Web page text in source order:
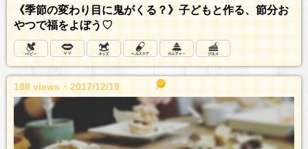
《季節の変わり目に鬼がくる？》子どもと作る、節分お
やつで福をよぼう♡
188 views ･ 2017/12/19